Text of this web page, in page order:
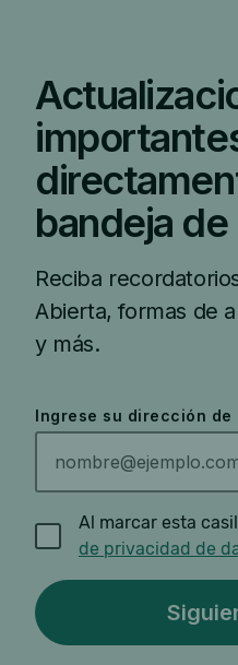
bandeja
Reciba
Abierta, formas de
y más.
Ingrese su dirección
Al marcar esta
de privacidad de